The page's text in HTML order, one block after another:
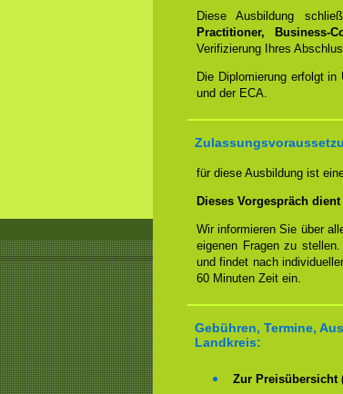
Diese Ausbildung
Practitioner, Business-
Verifizierung Ihres
Die Diplomierung erfolgt
und der ECA.
für diese Ausbildung ist
Dieses Vorgespräch
Wir informieren Sie über
eigenen Fragen zu
und findet nach
60 Minuten Zeit ein.
Gebühren, Termine,
Landkreis:
Zur Preisübersicht